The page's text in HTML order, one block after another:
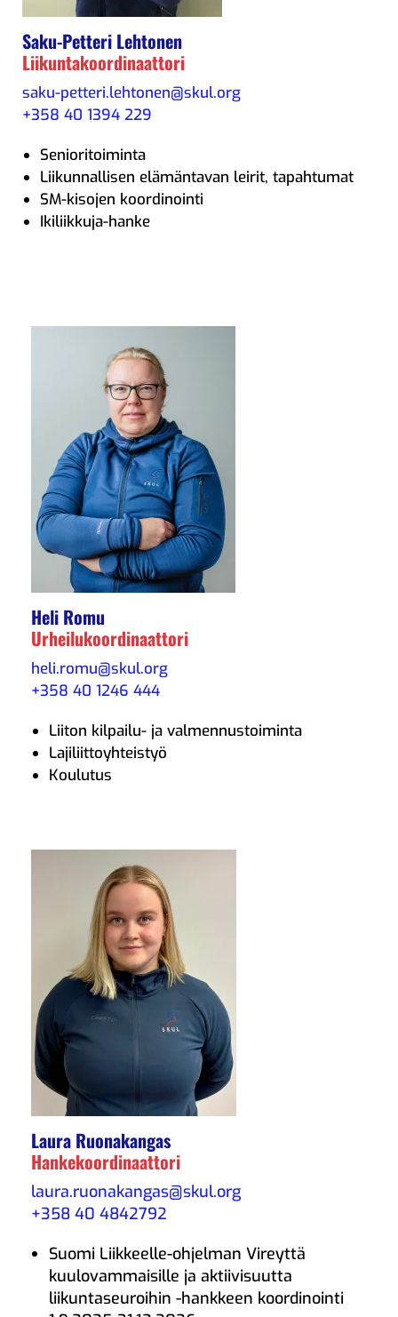
Saku-Petteri Lehtonen
Liikuntakoordinaattori
saku-petteri.lehtonen@skul.org
+358 40 1394 229
Senioritoiminta
Liikunnallisen elämäntavan leirit, tapahtumat
SM-kisojen koordinointi
Ikiliikkuja-hanke
Heli Romu
Urheilukoordinaattori
heli.romu@skul.org
+358 40 1246 444
Liiton kilpailu- ja valmennustoiminta
Lajiliittoyhteistyö
Koulutus
Laura Ruonakangas
Hankekoordinaattori
laura.ruonakangas@skul.org
+358 40 4842792
Suomi Liikkeelle-ohjelman Vireyttä
kuulovammaisille ja aktiivisuutta
liikuntaseuroihin -hankkeen koordinointi